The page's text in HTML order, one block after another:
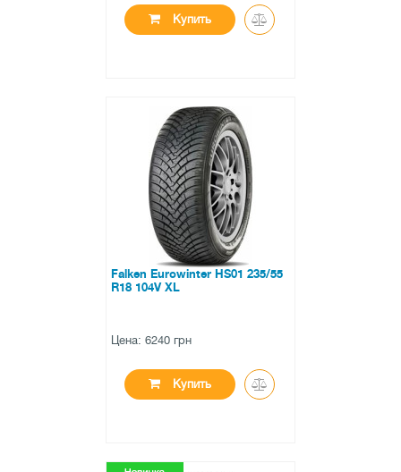
Купить
в наличии
0 отзывов
Falken Eurowinter HS01 235/55
R18 104V XL
Цена: 6240 грн
Купить